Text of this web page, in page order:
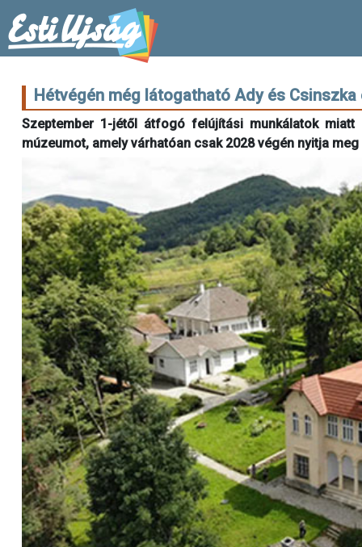
Hétvégén még látogatható Ady és
Szeptember 1-jétől átfogó felújítási munkálatok
múzeumot, amely várhatóan csak 2028 végén nyitja